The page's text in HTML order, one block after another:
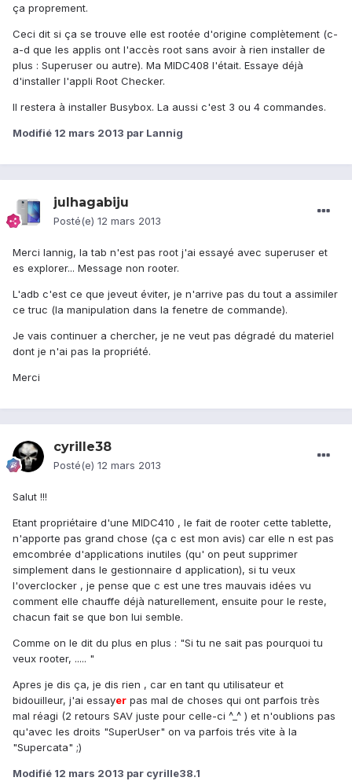
ça proprement.
Ceci dit si ça se trouve elle est rootée d'origine complètement (c-
a-d que les applis ont l'accès root sans avoir à rien installer de
plus : Superuser ou autre). Ma MIDC408 l'était. Essaye déjà
d'installer l'appli Root Checker.
Il restera à installer Busybox. La aussi c'est 3 ou 4 commandes.
Modifié 12 mars 2013 par Lannig
julhagabiju
Posté(e) 12 mars 2013
Merci lannig, la tab n'est pas root j'ai essayé avec superuser et
es explorer... Message non rooter.
L'adb c'est ce que jeveut éviter, je n'arrive pas du tout a assimiler
ce truc (la manipulation dans la fenetre de commande).
Je vais continuer a chercher, je ne veut pas dégradé du materiel
dont je n'ai pas la propriété.
Merci
cyrille38
Posté(e) 12 mars 2013
Salut !!!
Etant propriétaire d'une MIDC410 , le fait de rooter cette tablette,
n'apporte pas grand chose (ça c est mon avis) car elle n est pas
emcombrée d'applications inutiles (qu' on peut supprimer
simplement dans le gestionnaire d application), si tu veux
l'overclocker , je pense que c est une tres mauvais idées vu
comment elle chauffe déjà naturellement, ensuite pour le reste,
chacun fait se que bon lui semble.
Comme on le dit du plus en plus : "Si tu ne sait pas pourquoi tu
veux rooter, ..... "
Apres je dis ça, je dis rien , car en tant qu utilisateur et
bidouilleur, j'ai essayer pas mal de choses qui ont parfois très
mal réagi (2 retours SAV juste pour celle-ci ^_^ ) et n'oublions pas
qu'avec les droits "SuperUser" on va parfois trés vite à la
"Supercata" ;)
Modifié 12 mars 2013 par cyrille38.1